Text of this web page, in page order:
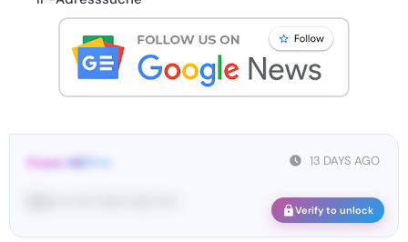
13 DAYS AGO
From: MET••••
Verify to unlock